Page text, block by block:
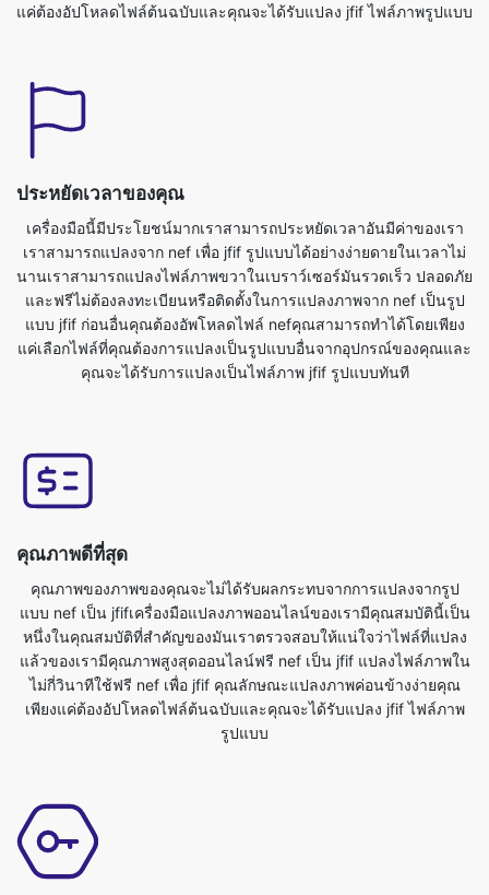
ประหยัดเวลาของคุณ
เครื่องมือนี้มีประโยชน์มากเราสามารถประหยัดเวลาอันมีค่าของเรา
เราสามารถแปลงจาก nef เพื่อ jfif รูปแบบได้อย่างง่ายดายในเวลาไม่
นานเราสามารถแปลงไฟล์ภาพขวาในเบราว์เซอร์มันรวดเร็ว ปลอดภัย
และฟรีไม่ต้องลงทะเบียนหรือติดตั้งในการแปลงภาพจาก nef เป็นรูป
แบบ jfif ก่อนอื่นคุณต้องอัพโหลดไฟล์ nefคุณสามารถทำได้โดยเพียง
แค่เลือกไฟล์ที่คุณต้องการแปลงเป็นรูปแบบอื่นจากอุปกรณ์ของคุณและ
คุณจะได้รับการแปลงเป็นไฟล์ภาพ jfif รูปแบบทันที
คุณภาพดีที่สุด
คุณภาพของภาพของคุณจะไม่ได้รับผลกระทบจากการแปลงจากรูป
หนึ่งในคุณสมบัติที่สำคัญของมันเราตรวจสอบให้แน่ใจว่าไฟล์ที่แปลง
แล้วของเรามีคุณภาพสูงสุดออนไลน์ฟรี nef เป็น jfif แปลงไฟล์ภาพใน
ไม่กี่วินาทีใช้ฟรี nef เพื่อ jfif คุณลักษณะแปลงภาพค่อนข้างง่ายคุณ
เพียงแค่ต้องอัปโหลดไฟล์ต้นฉบับและคุณจะได้รับแปลง jfif ไฟล์ภาพ
รูปแบบ
ปลอดภัยและปลอดภัย
นี้เป็นใช้งานง่าย nef เพื่อ jfif เครื่องมือแปลงไม่มีความรู้เพิ่มเติมที่
จำเป็นสำหรับเครื่องมือนี้คุณสามารถใช้เครื่องมือนี้ได้ทุกที่ทุกเวลามัน